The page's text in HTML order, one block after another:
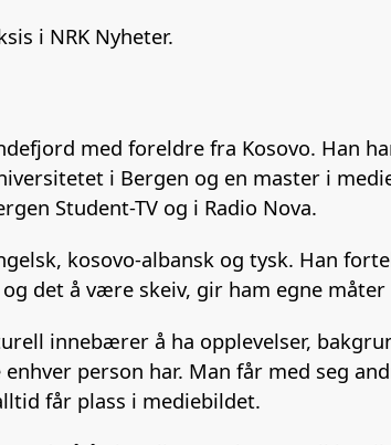
i NRK Nyheter.
med foreldre fra Kosovo. Han
i Bergen og en master i
Student-TV og i Radio Nova.
kosovo-albansk og tysk. Han
det å være skeiv, gir ham egne måter
innebærer å ha opplevelser,
person har. Man får med seg
får plass i mediebildet.